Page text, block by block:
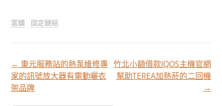
當舖 固定鏈結
文
← 東元服務站的熱泵維修專
家的訊號放大器有電動曬衣
架品牌
竹北小額借款IQOS主機官網
幫助TEREA加熱菸的二回機
→